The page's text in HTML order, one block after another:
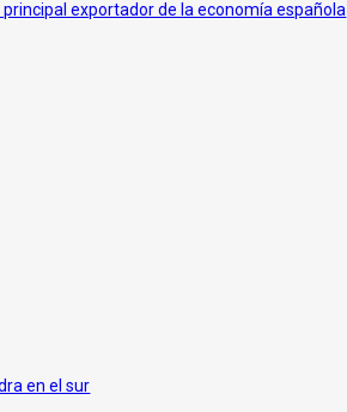
exportador de la economía española
en el sur